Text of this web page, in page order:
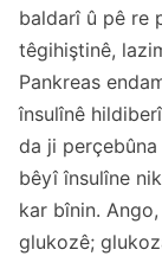
baldarî û pê re
têgihiştinê,
Pankreas
însulînê
da ji
bêyî însulîne
kar bînin.
glukozê;